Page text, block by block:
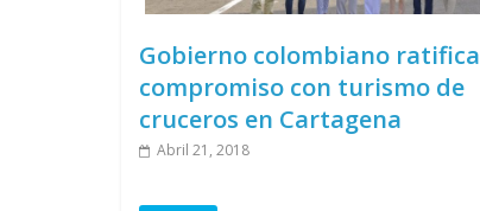
Gobierno colombiano ratifica
compromiso con turismo de
cruceros en Cartagena
Abril 21, 2018